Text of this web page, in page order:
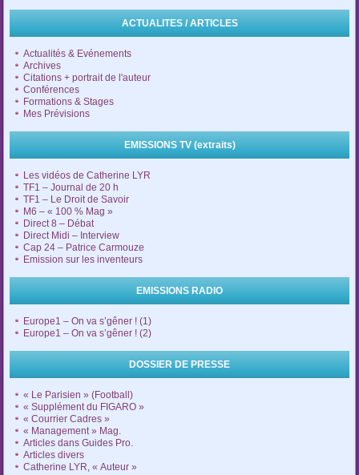
ACTUALITES / ARTICLES
Actualités & Evénements
Archives
Citations + portrait de l'auteur
Conférences
Formations & Stages
Mes Prévisions
EMISSIONS TV (extraits)
Les vidéos de Catherine LYR
TF1 – Journal de 20 h
TF1 – Le Droit de Savoir
M6 – « 100 % Mag »
Direct 8 – Débat
Direct Midi – Interview
Cap 24 – Patrice Carmouze
Emission sur les inventeurs
EMISSIONS RADIO
Europe1 – On va s’gêner ! (1)
Europe1 – On va s’gêner ! (2)
DOSSIER DE PRESSE
« Le Parisien » (Football)
« Supplément du FIGARO »
« Courrier Cadres »
« Management » Mag.
Articles dans Guides Pro.
Articles divers
Catherine LYR, « Auteur »